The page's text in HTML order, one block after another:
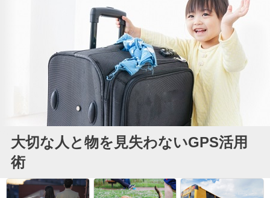
大切な人と物を見失わないGPS活用
術